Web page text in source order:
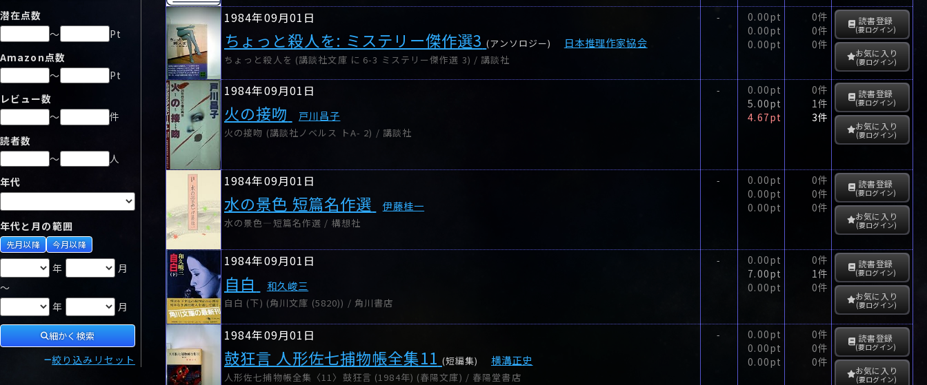
潜在点数
～
Pt
Amazon点数
～
Pt
レビュー数
～
件
読者数
～
人
年代
年代と月の範囲
先月以降 今月以降
年
月
～
年
月
細かく検索
絞り込みリセット
1984年09月01日
ちょっと殺人を: ミステリー傑作選3 (アンソロジー) 日本推理作家協会
ちょっと殺人を (講談社文庫 に 6-3 ミステリー傑作選 3) / 講談社
-
0.00pt
0.00pt
0.00pt
0件
0件
0件
読書登録
(要ログイン)
お気に入り
(要ログイン)
1984年09月01日
火の接吻 戸川昌子
火の接吻 (講談社ノベルス トA- 2) / 講談社
-
0.00pt
5.00pt
4.67pt
0件
1件
3件
読書登録
(要ログイン)
お気に入り
(要ログイン)
1984年09月01日
水の景色 短篇名作選 伊藤桂一
水の景色―短篇名作選 / 構想社
-
0.00pt
0.00pt
0.00pt
0件
0件
0件
読書登録
(要ログイン)
お気に入り
(要ログイン)
1984年09月01日
自白 和久峻三
自白 (下) (角川文庫 (5820)) / 角川書店
-
0.00pt
7.00pt
0.00pt
0件
1件
0件
読書登録
(要ログイン)
お気に入り
(要ログイン)
1984年09月01日
鼓狂言 人形佐七捕物帳全集11 (短編集) 横溝正史
人形佐七捕物帳全集〈11〉鼓狂言 (1984年) (春陽文庫) / 春陽堂書店
-
0.00pt
0.00pt
0.00pt
0件
0件
0件
読書登録
(要ログイン)
お気に入り
(要ログイン)